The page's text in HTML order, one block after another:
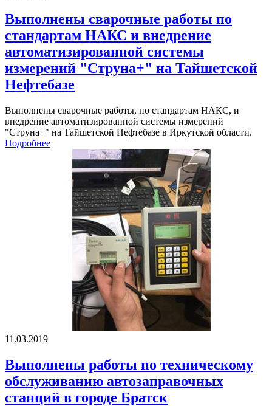
Выполнены сварочные работы по
стандартам НАКС и внедрение
автоматизированной системы
измерений "Струна+" на Тайшетской
Нефтебазе
Выполнены сварочные работы, по стандартам НАКС, и
внедрение автоматизированной системы измерений
"Струна+" на Тайшетской Нефтебазе в Иркутской области.
Подробнее
11.03.2019
Выполнены работы по техническому
обслуживанию автозаправочных
станций в городе Братск